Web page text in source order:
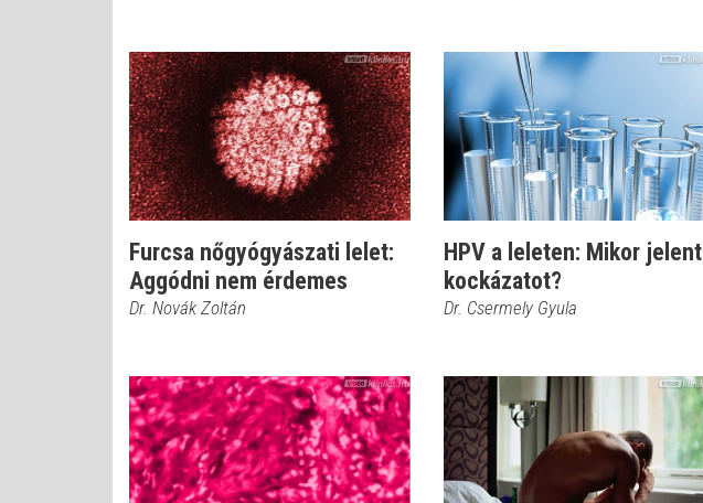
Furcsa nőgyógyászati lelet:
Aggódni nem érdemes
Dr. Novák Zoltán
HPV a leleten: Mikor jelent
kockázatot?
Dr. Csermely Gyula